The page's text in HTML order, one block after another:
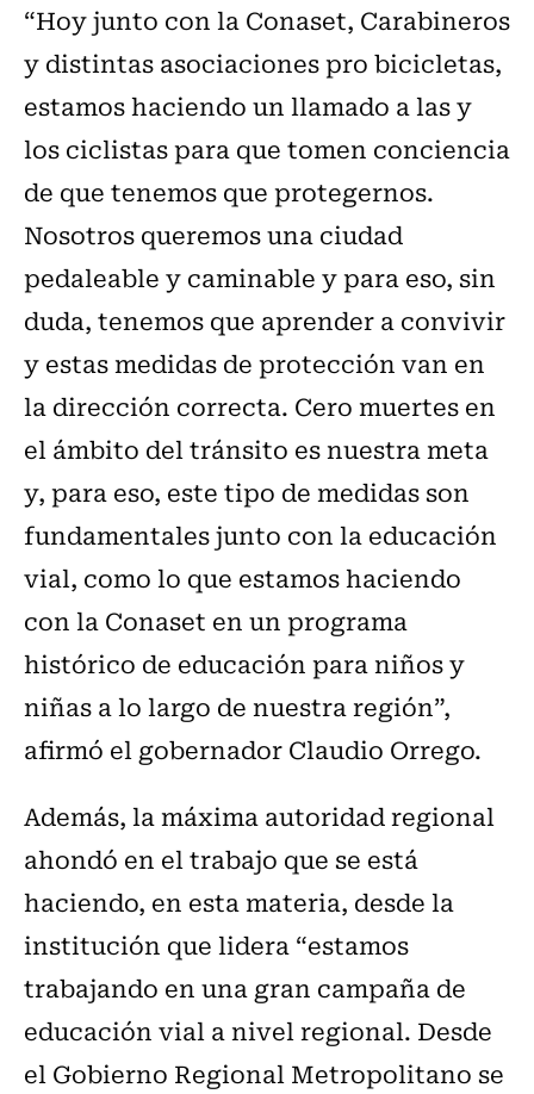
“Hoy junto con la Conaset, Carabineros
y distintas asociaciones pro bicicletas,
estamos haciendo un llamado a las y
los ciclistas para que tomen conciencia
de que tenemos que protegernos.
Nosotros queremos una ciudad
pedaleable y caminable y para eso, sin
duda, tenemos que aprender a convivir
y estas medidas de protección van en
la dirección correcta. Cero muertes en
el ámbito del tránsito es nuestra meta
y, para eso, este tipo de medidas son
fundamentales junto con la educación
vial, como lo que estamos haciendo
con la Conaset en un programa
histórico de educación para niños y
niñas a lo largo de nuestra región”,
afirmó el gobernador Claudio Orrego.
Además, la máxima autoridad regional
ahondó en el trabajo que se está
haciendo, en esta materia, desde la
institución que lidera “estamos
trabajando en una gran campaña de
educación vial a nivel regional. Desde
el Gobierno Regional Metropolitano se